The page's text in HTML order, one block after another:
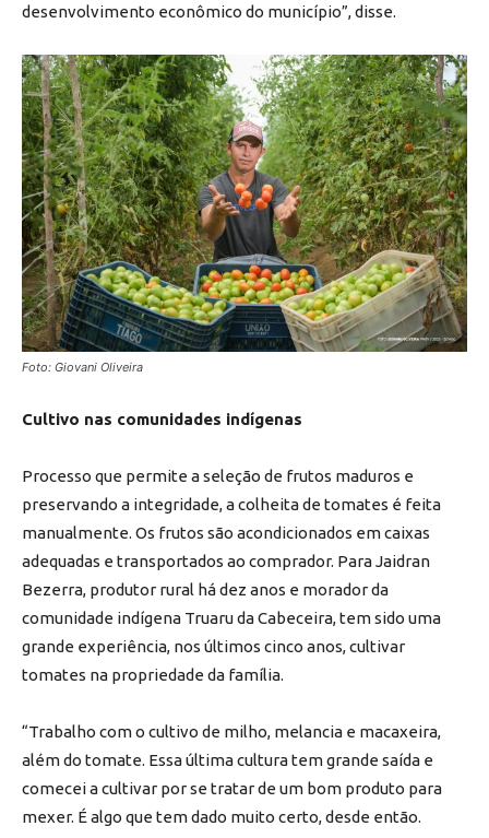
desenvolvimento econômico do município”, disse.
Foto: Giovani Oliveira
Cultivo nas comunidades indígenas
Processo que permite a seleção de frutos maduros e
preservando a integridade, a colheita de tomates é feita
manualmente. Os frutos são acondicionados em caixas
adequadas e transportados ao comprador. Para Jaidran
Bezerra, produtor rural há dez anos e morador da
comunidade indígena Truaru da Cabeceira, tem sido uma
grande experiência, nos últimos cinco anos, cultivar
tomates na propriedade da família.
“Trabalho com o cultivo de milho, melancia e macaxeira,
além do tomate. Essa última cultura tem grande saída e
comecei a cultivar por se tratar de um bom produto para
mexer. É algo que tem dado muito certo, desde então.